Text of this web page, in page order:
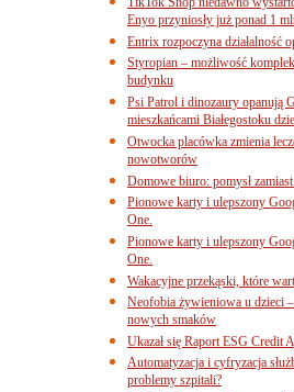
Enyo przyniosły już ponad 1
Entrix rozpoczyna działalność
Styropian – możliwość
budynku
Psi Patrol i dinozaury opanują
mieszkańcami Białegostoku
Otwocka placówka zmienia
nowotworów
Domowe biuro: pomysł
Pionowe karty i ulepszony
One.
Pionowe karty i ulepszony
One.
Wakacyjne przekąski, które
Neofobia żywieniowa u dzieci
nowych smaków
Ukazał się Raport ESG Credit
Automatyzacja i cyfryzacja
problemy szpitali?